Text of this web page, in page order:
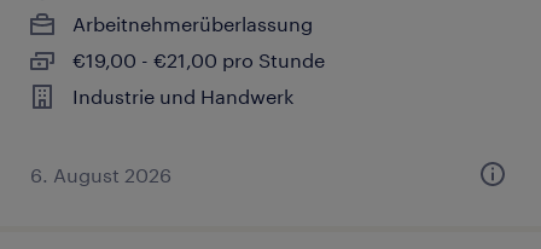
Arbeitnehmerüberlassung
€19,00 - €21,00 pro Stunde
Industrie und Handwerk
6. August 2026